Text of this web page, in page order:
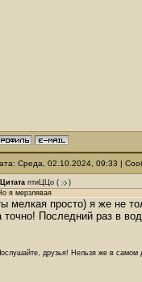
Среда, 02.10.2024, 09:33 |
Цитата птиЦЦо (
)
я мерзлявая
мелкая просто) я же не
точно! Последний раз в
друзья! Нельзя же в самом